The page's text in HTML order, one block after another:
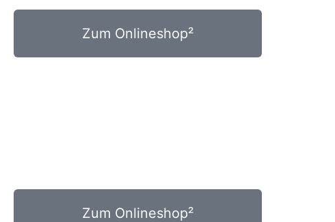
Zum Onlineshop²
Zum Onlineshop²